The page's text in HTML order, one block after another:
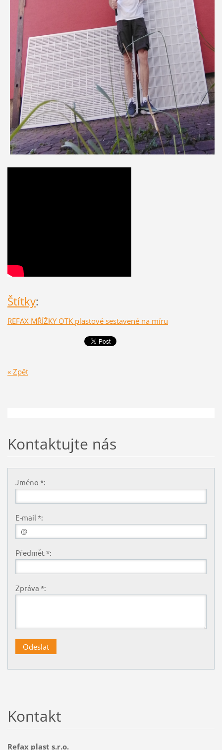
Štítky:
REFAX MŘÍŽKY OTK plastové sestavené na míru
« Zpět
Kontaktujte nás
Jméno *:
E-mail *:
Předmět *:
Zpráva *:
Kontakt
Refax plast s.r.o.